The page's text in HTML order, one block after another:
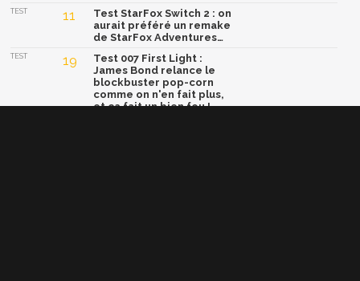
TEST 11
Test StarFox Switch 2 : on
aurait préféré un remake
de StarFox Adventures…
TEST 19
Test 007 First Light :
James Bond relance le
blockbuster pop-corn
comme on n'en fait plus,
et ça fait un bien fou !